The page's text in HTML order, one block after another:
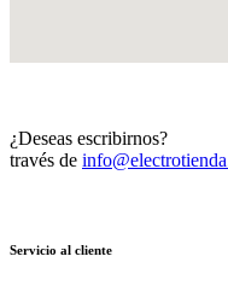
¿Deseas
través de
Servicio al cliente